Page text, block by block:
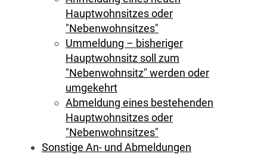
Hauptwohnsitzes oder
"Nebenwohnsitzes"
Ummeldung – bisheriger
Hauptwohnsitz soll zum
"Nebenwohnsitz" werden oder
umgekehrt
Abmeldung eines bestehenden
Hauptwohnsitzes oder
"Nebenwohnsitzes"
Sonstige An- und Abmeldungen